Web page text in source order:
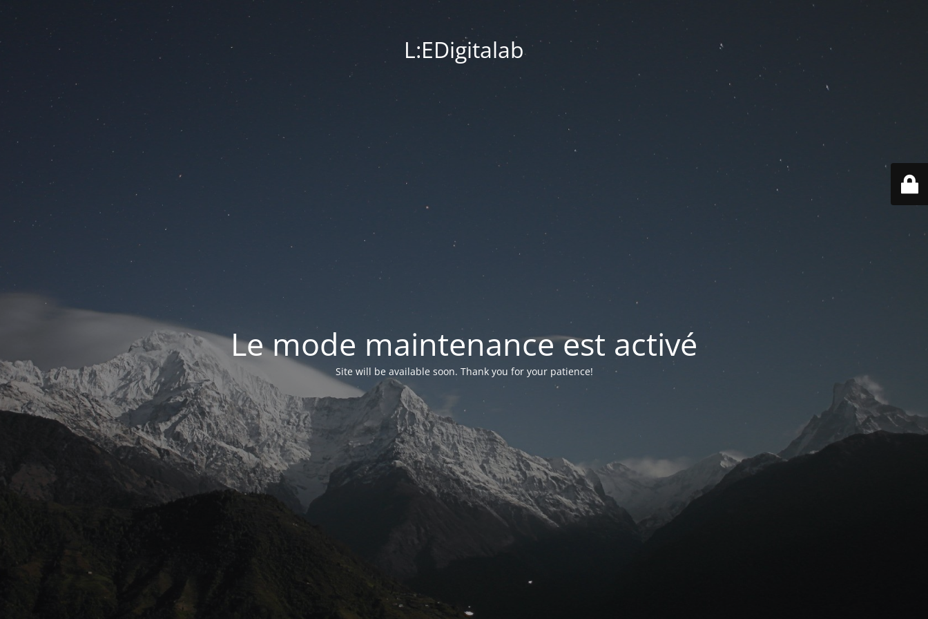
L:EDigitalab
Le mode maintenance est activé
Site will be available soon. Thank you for your patience!